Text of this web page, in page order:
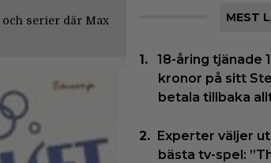
serier där Max
MEST
18-åring tjänade
kronor på sitt
betala tillbaka
Experter väljer
bästa tv-spel: